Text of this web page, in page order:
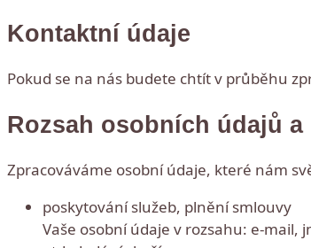
Kontaktní údaje
Pokud se na nás budete chtít v průběhu
Rozsah osobních údajů
Zpracováváme osobní údaje, které nám
poskytování služeb, plnění smlouvy
Vaše osobní údaje v rozsahu: e-